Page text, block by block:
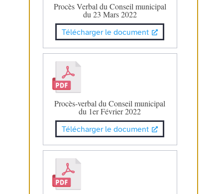
Procès Verbal du Conseil municipal
du 23 Mars 2022
Télécharger le document
Procès-verbal du Conseil municipal
du 1er Février 2022
Télécharger le document